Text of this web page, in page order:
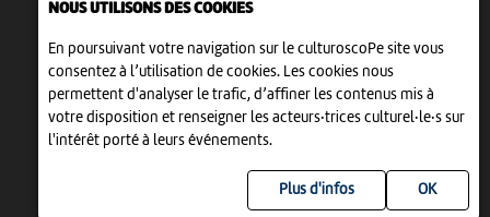
NOUS UTILISONS DES COOKIES
En poursuivant votre navigation sur le culturoscoPe site vous
consentez à l’utilisation de cookies. Les cookies nous
permettent d'analyser le trafic, d’affiner les contenus mis à
votre disposition et renseigner les acteurs·trices culturel·le·s sur
l'intérêt porté à leurs événements.
Plus d'infos